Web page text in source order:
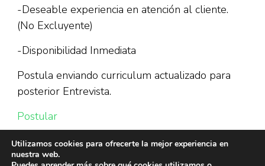
-Deseable experiencia en atención al cliente.
(No Excluyente)
-Disponibilidad Inmediata
Postula enviando curriculum actualizado para
posterior Entrevista.
Postular
Utilizamos cookies para ofrecerte la mejor experiencia en
nuestra web.